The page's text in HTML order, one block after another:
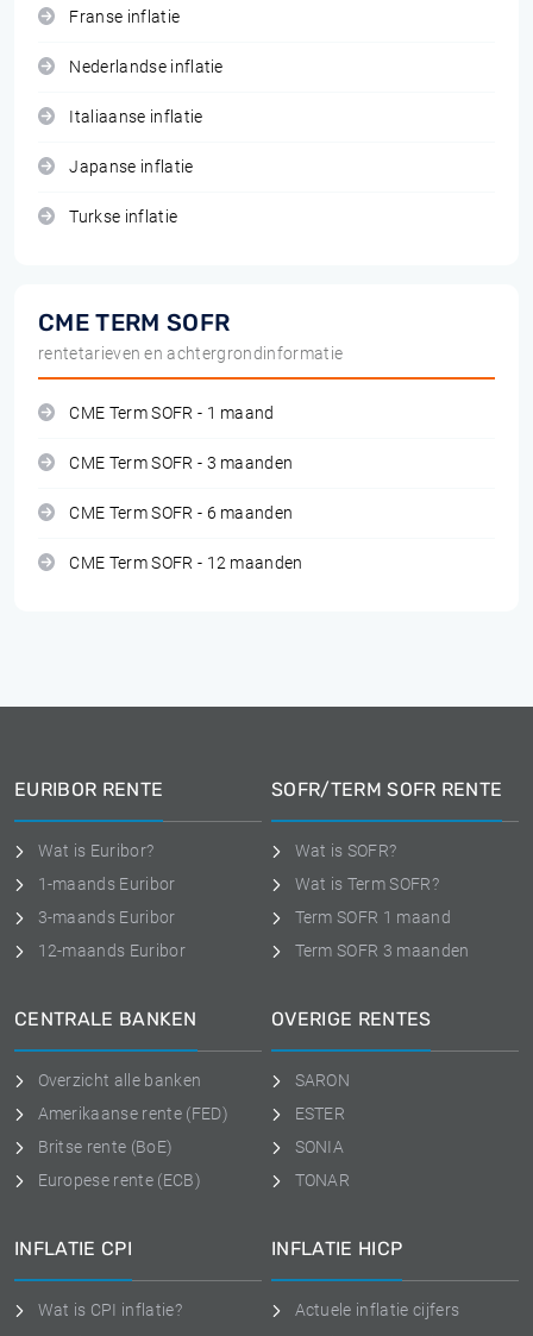
Franse inflatie
Nederlandse inflatie
Italiaanse inflatie
Japanse inflatie
Turkse inflatie
CME TERM SOFR
rentetarieven en achtergrondinformatie
CME Term SOFR - 1 maand
CME Term SOFR - 3 maanden
CME Term SOFR - 6 maanden
CME Term SOFR - 12 maanden
EURIBOR RENTE
Wat is Euribor?
1-maands Euribor
3-maands Euribor
12-maands Euribor
SOFR/TERM SOFR RENTE
Wat is SOFR?
Wat is Term SOFR?
Term SOFR 1 maand
Term SOFR 3 maanden
CENTRALE BANKEN
Overzicht alle banken
Amerikaanse rente (FED)
Britse rente (BoE)
Europese rente (ECB)
OVERIGE RENTES
SARON
ESTER
SONIA
TONAR
INFLATIE CPI
Wat is CPI inflatie?
INFLATIE HICP
Actuele inflatie cijfers